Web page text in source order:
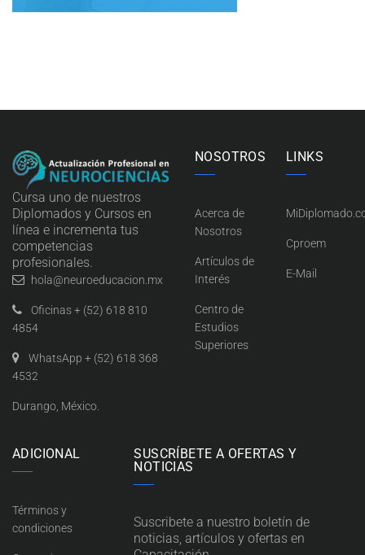
Cursa uno de nuestros
Diplomados y Cursos en
línea e incrementa tus
competencias
profesionales.
hola@neuroeducacion.mx
Oficinas + (52) 618 810
4854
WhatsApp + (52) 618 368
4532
Durango, México.
NOSOTROS
Acerca de
Nosotros
Artículos de
Interés
Centro de
Estudios
Superiores
LINKS
Cproem
E-Mail
ADICIONAL
Términos y
condiciones
SUSCRÍBETE A OFERTAS Y
NOTICIAS
Suscribete a nuestro boletín de
noticias, artículos y ofertas en